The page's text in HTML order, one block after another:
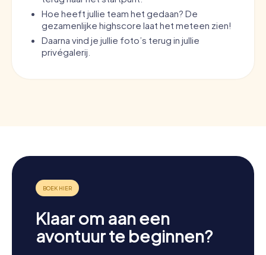
Hoe heeft jullie team het gedaan? De
gezamenlijke highscore laat het meteen zien!
Daarna vind je jullie foto’s terug in jullie
privégalerij.
Klaar om aan een
avontuur te beginnen?